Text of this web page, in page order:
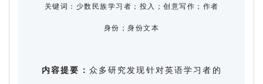
关键词：少数民族学习者；投入；创意写作；作者
身份；身份文本
内容提要： 众多研究发现针对英语学习者的